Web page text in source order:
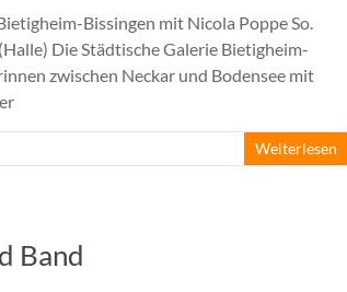
Bissingen mit Nicola Poppe So.
Die Städtische Galerie Bietigheim-
zwischen Neckar und Bodensee mit
Weiterlesen
Band